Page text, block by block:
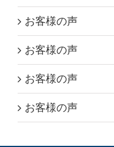
お客様の声
お客様の声
お客様の声
お客様の声